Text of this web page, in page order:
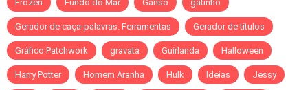
Frozen Fundo do Mar Ganso gatinho
Gerador de caça-palavras. Ferramentas Gerador de títulos
Gráfico Patchwork gravata Guirlanda Halloween
Harry Potter Homem Aranha Hulk Ideias Jessy